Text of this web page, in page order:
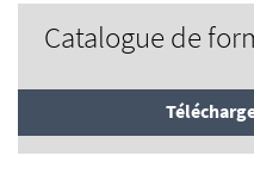
Catalogue de